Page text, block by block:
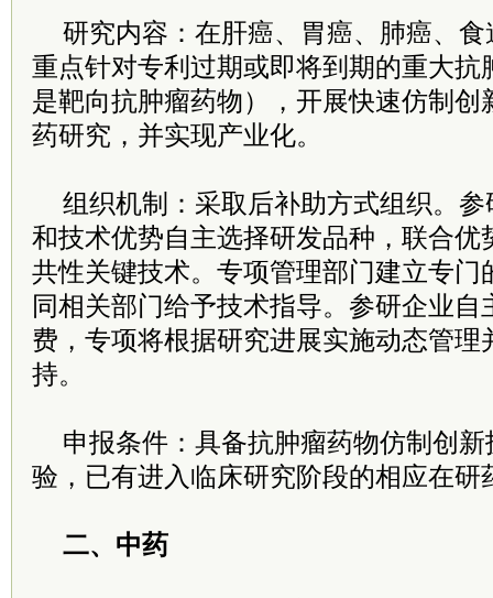
研究内容：在肝癌、胃癌、肺癌、
重点针对专利过期或即将到期的重大抗
是靶向抗肿瘤药物），开展快速仿制创
药研究，并实现产业化。
组织机制：采取后补助方式组织。
和技术优势自主选择研发品种，联合优
共性关键技术。专项管理部门建立专门
同相关部门给予技术指导。参研企业自
费，专项将根据研究进展实施动态管理
持。
申报条件：具备抗肿瘤药物仿制创
验，已有进入临床研究阶段的相应在研
二、中药